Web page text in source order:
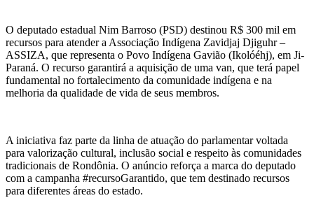
O deputado estadual Nim Barroso (PSD) destinou R$ 300 mil em
recursos para atender a Associação Indígena Zavidjaj Djiguhr –
ASSIZA, que representa o Povo Indígena Gavião (Ikolóéhj), em Ji-
Paraná. O recurso garantirá a aquisição de uma van, que terá papel
fundamental no fortalecimento da comunidade indígena e na
melhoria da qualidade de vida de seus membros.
A iniciativa faz parte da linha de atuação do parlamentar voltada
para valorização cultural, inclusão social e respeito às comunidades
tradicionais de Rondônia. O anúncio reforça a marca do deputado
com a campanha #recursoGarantido, que tem destinado recursos
para diferentes áreas do estado.